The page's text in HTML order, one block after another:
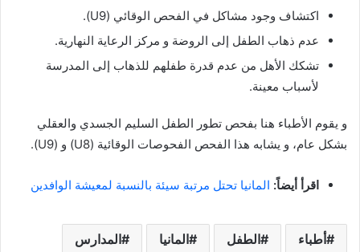
اكتشاف وجود مشاكل في الفحص الوقائي (U9).
عدم ذهاب الطفل إلى الروضة و مركز الرعاية النهارية.
تشكك الأهل من عدم قدرة طفلهم للذهاب إلى المدرسة
لأسباب معينة.
و يقوم الأطباء هنا بفحص تطور الطفل السليم الجسدي والعقلي
بشكل عام، و يشابه هذا الفحص الفحوصات الوقائية (U8) و (U9).
اقرأ أيضاً: المانيا تحتل مرتبة سيئة بالنسبة لمعيشة الوافدين
أطباء الطفل المانيا المدارس